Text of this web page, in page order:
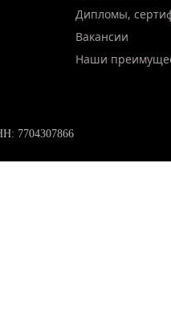
Дипломы,
Вакансии
Наши
7704307866